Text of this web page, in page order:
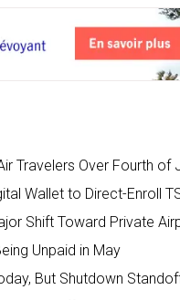
Travelers Over Fourth of
Wallet to Direct-Enroll
Shift Toward Private
Unpaid in May
But Shutdown